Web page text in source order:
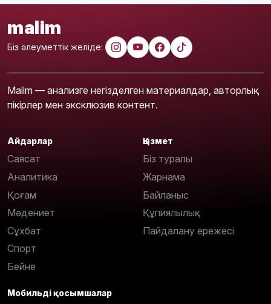
malim
Біз әлеуметтік желіде:
Malim — анализге негізделген материалдар, авторлық
пікірлер мен эксклюзив контент.
Айдарлар
Саясат
Аналитика
Қоғам
Мәдениет
Сұхбат
Спорт
Бейне
Қызмет
Біз туралы
Жарнама
Байланыс
Құпиялылық
Пайдалану ережесі
Мобильді қосымшалар